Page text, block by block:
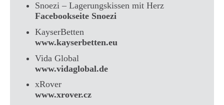
Snoezi – Lagerungskissen mit Herz
Facebookseite Snoezi
KayserBetten
www.kayserbetten.eu
Vida Global
www.vidaglobal.de
xRover
www.xrover.cz